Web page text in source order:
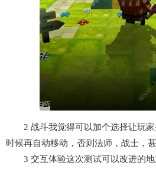
2 战斗我觉得可以加个选择让玩家
时候再自动移动，否则法师，战士，
3 交互体验这次测试可以改进的地